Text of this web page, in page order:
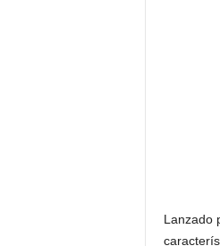
Lanzado